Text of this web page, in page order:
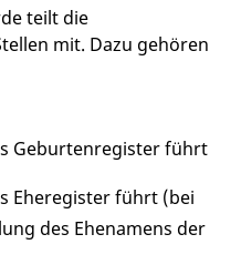
teilt die
mit. Dazu gehören
Geburtenregister führt
Eheregister führt (bei
des Ehenamens der